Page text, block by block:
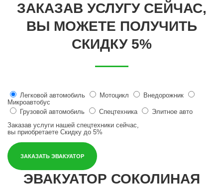
ЗАКАЗАВ УСЛУГУ СЕЙЧАС,
ВЫ МОЖЕТЕ ПОЛУЧИТЬ
СКИДКУ 5%
Легковой автомобиль Мотоцикл
Внедорожник
Микроавтобус
Грузовой автомобиль
Спецтехника
Элитное авто
Заказав услуги нашей спецтехники сейчас,
вы приобретаете Скидку до 5%
ЗАКАЗАТЬ ЭВАКУАТОР
ЭВАКУАТОР СОКОЛИНАЯ